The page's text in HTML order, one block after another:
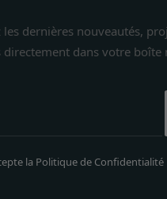
les dernières nouveautés,
directement dans votre boîte
la Politique de Confidentialité